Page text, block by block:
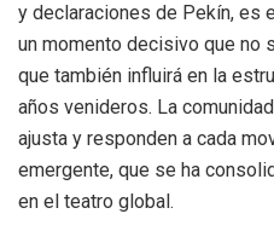
y declaraciones de Pekín, es
un momento decisivo que no
que también influirá en la
años venideros. La
ajusta y responden a cada
emergente, que se ha
en el teatro global.